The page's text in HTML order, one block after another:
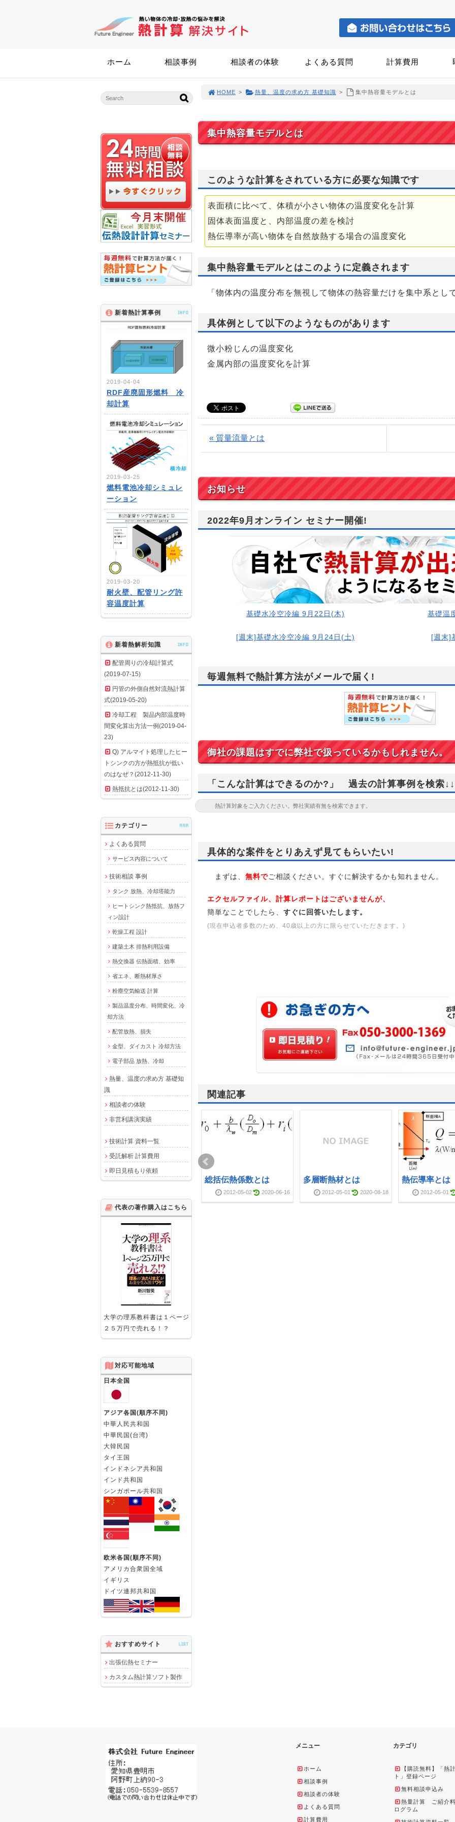
ホーム 相談事例 相談者の体験 よくある質問 計算費用
HOME > 熱量、温度の求め方 基礎知識 > 集中熱容量モデルとは
集中熱容量モデルとは
このような計算をされている方に必要な知識です
表面積に比べて、体積が小さい物体の温度変化を計算
固体表面温度と、内部温度の差を検討
熱伝導率が高い物体を自然放熱する場合の温度変化
集中熱容量モデルとはこのように定義されます
「物体内の温度分布を無視して物体の熱容量だけを集中系とし
具体例として以下のようなものがあります
微小粉じんの温度変化
金属内部の温度変化を計算
« 質量流量とは
お知らせ
2022年9月オンライン セミナー開催!
基礎水冷空冷編 9月22日(木) 基礎温
[週末]基礎水冷空冷編 9月24日(土) [週末]
毎週無料で熱計算方法がメールで届く!
御社の課題はすでに弊社で扱っているかもしれません。
「こんな計算はできるのか?」 過去の計算事例を検索
具体的な案件をとりあえず見てもらいたい!
まずは、 無料でご相談ください。すぐに解決するかも知れません。
エクセルファイル、計算レポートはございませんが、
簡単なことでしたら、 すぐに回答いたします。
(現在申込者多数のため、40歳以上の方に限らせていただきます。)
関連記事
質量流速(mass flux)と
2011-01-19 2018-03-25
総括伝熱係数とは
2012-05-02 2020-06-16
多層断熱材とは
2012-05-01 2020-08-18
熱伝導率とは
2012-05-01
断熱条件とは
2010-07-15 2018-03-25
新着熱計算事例 INFO
2019-04-04
RDF産廃固形燃料 冷
却計算
2019-03-25
燃料電池冷却シミュレ
ーション
2019-03-20
耐火壁、配管リング許
容温度計算
新着熱解析知識 INFO
配管周りの冷却計算式
(2019-07-15)
円管の外側自然対流熱計算
式(2019-05-20)
冷却工程 製品内部温度時
間変化算出方法一例(2019-04-
23)
Q) アルマイト処理したヒー
トシンクの方が熱抵抗が低い
のはなぜ？(2012-11-30)
熱抵抗とは(2012-11-30)
カテゴリー AAA
よくある質問
サービス内容について
技術相談 事例
タンク 放熱、冷却塔能力
ヒートシンク熱抵抗、放熱フ
ィン設計
乾燥工程 設計
建築土木 排熱利用設備
熱交換器 伝熱面積、効率
省エネ、断熱材厚さ
粉塵空気輸送 計算
製品温度分布、時間変化、冷
却方法
配管放熱、損失
金型、ダイカスト 冷却方法
電子部品 放熱、冷却
熱量、温度の求め方 基礎知
識
相談者の体験
非営利講演実績
技術計算 資料一覧
受託解析 計算費用
即日見積もり依頼
代表の著作購入はこちら
大学の理系教科書は１ページ
２５万円で売れる！？
対応可能地域
日本全国
アジア各国(順序不同)
中華人民共和国
中華民国(台湾)
大韓民国
タイ王国
インドネシア共和国
インド共和国
シンガポール共和国
欧米各国(順序不同)
アメリカ合衆国全域
イギリス
ドイツ連邦共和国
おすすめサイト LIST
出張伝熱セミナー
カスタム熱計算ソフト製作
メニュー
ホーム
相談事例
相談者の体験
よくある質問
計算費用
カテゴリ
【購読無料】「熱
ト」登録ページ
無料相談申込み
熱量計算 ご紹介
ログラム